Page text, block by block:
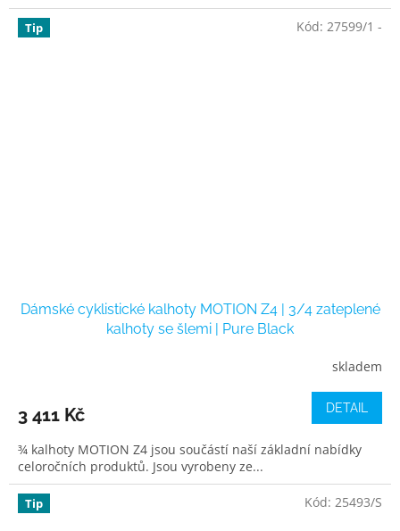
Tip
Dámské cyklistické kalhoty MOTION Z4 | 3/4 zateplené
kalhoty se šlemi | Pure Black
skladem
3 411 Kč DETAIL
¾ kalhoty MOTION Z4 jsou součástí naší základní nabídky
celoročních produktů. Jsou vyrobeny ze...
Kód: 27599/1 -
Tip Kód: 25493/S